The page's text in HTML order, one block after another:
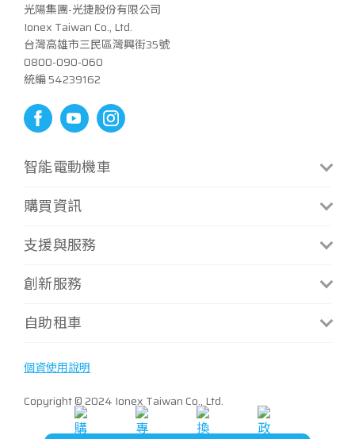
光陽集團-光捷股份有限公司
Ionex Taiwan Co., Ltd.
台灣高雄市三民區灣興街35號
0800-090-060
統編 54239162
智能電動機車
CoolOne
i-One Air
i-One Fly Techno
S6
S6 Rex
S7R Techno
購買資訊
門市資訊
補助試算
最新優惠
支援與服務
最新消息
聯絡我們
創新服務
換電服務
自助租車
個資使用說明
Copyright © 2024 Ionex Taiwan Co., Ltd.